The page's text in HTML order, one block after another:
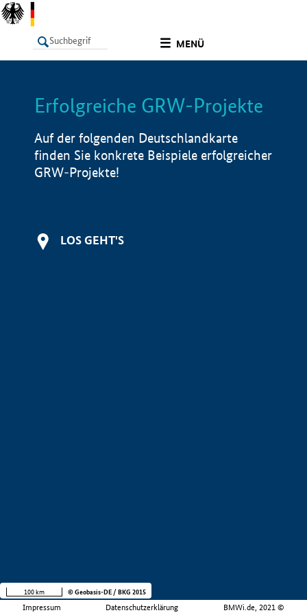
MENÜ
LISTE Info
Erfolgreiche GRW-Projekte
Auf der folgenden Deutschlandkarte
finden Sie konkrete Beispiele erfolgreicher
GRW-Projekte!
LOS GEHT'S
Impressum Datenschutzerklärung BMWi.de, 2021 ©
100 km © Geobasis-DE / BKG 2015